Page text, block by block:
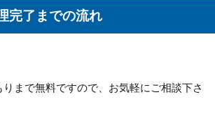
た。
野上野町へ台所蛇口の水漏れ修理のご
完了までの流れ
まで無料ですので、お気軽にご相談下さ